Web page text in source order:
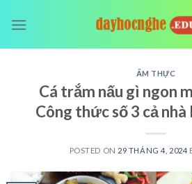
ẨM THỰC
Cá trắm nấu gì ngon
Công thức số 3 cả
POSTED ON 29 THÁNG 4, 2024